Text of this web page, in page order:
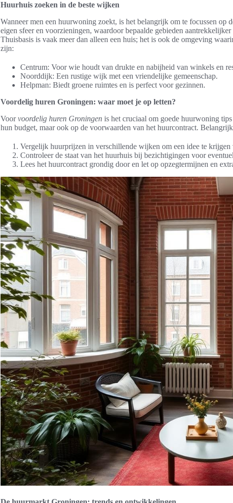
Huurhuis zoeken in de beste wijken
Wanneer men een huurwoning zoekt, is het belangrijk om te focussen op
eigen sfeer en voorzieningen, waardoor bepaalde gebieden
Thuisbasis is vaak meer dan alleen een huis; het is ook de omgeving
zijn:
Centrum: Voor wie houdt van drukte en nabijheid van winkels en
Noorddijk: Een rustige wijk met een vriendelijke gemeenschap.
Helpman: Biedt groene ruimtes en is perfect voor gezinnen.
Voordelig huren Groningen: waar moet je op letten?
Voorvoordelig huren Groningen is het cruciaal om goede huurwoning
hun budget, maar ook op de voorwaarden van het huurcontract.
Vergelijk huurprijzen in verschillende wijken om een idee te krijgen
Controleer de staat van het huurhuis bij bezichtigingen voor
Lees het huurcontract grondig door en let op opzegtermijnen en